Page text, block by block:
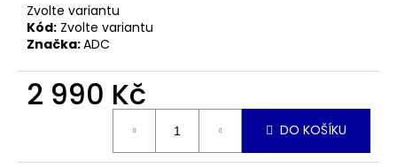
Zvolte variantu
Kód: Zvolte variantu
Značka:ADC
2 990 Kč
DO KOŠÍKU
D
o
p
o